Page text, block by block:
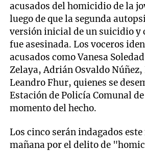
acusados del homicidio de la
luego de que la segunda
versión inicial de un suicidio y
fue asesinada. Los voceros
acusados como Vanesa
Zelaya, Adrián Osvaldo
Leandro Fhur, quienes se
Estación de Policía Comunal
momento del hecho.
Los cinco serán indagados
mañana por el delito de